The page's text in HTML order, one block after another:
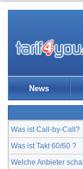
News
Was ist Call-by-Call?
Was ist Takt 60/60 ?
Welche Anbieter